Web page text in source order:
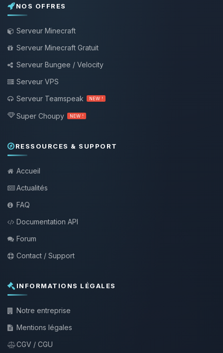
NOS OFFRES
Serveur Minecraft
Serveur Minecraft Gratuit
Serveur Bungee / Velocity
Serveur VPS
Serveur Teamspeak
NEW !
Super Choupy NEW !
RESSOURCES & SUPPORT
Accueil
Actualités
FAQ
Documentation API
Forum
Contact / Support
INFORMATIONS LÉGALES
Notre entreprise
Mentions légales
CGV / CGU